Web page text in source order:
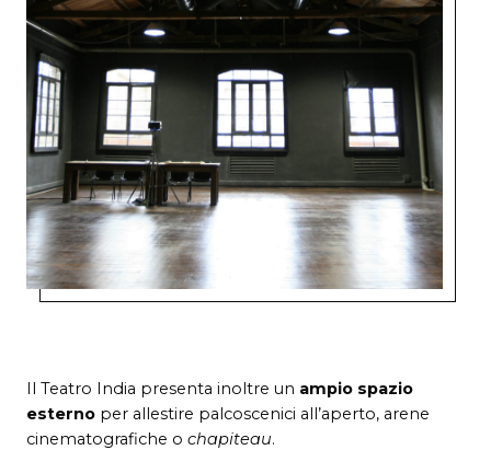
Il Teatro India presenta inoltre un ampio spazio
esterno per allestire palcoscenici all’aperto, arene
cinematografiche o chapiteau.